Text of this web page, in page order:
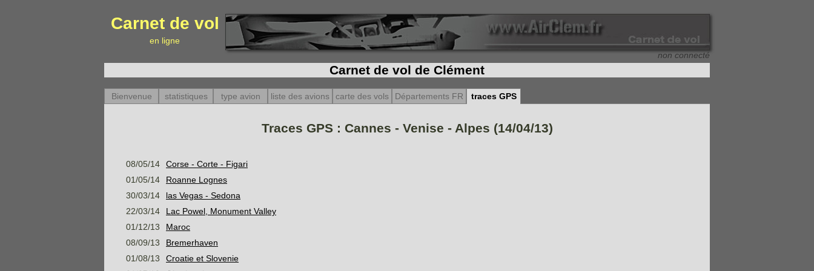
Carnet de vol
en ligne
non connecté
Carnet de vol de Clément
Bienvenue statistiques type avion liste des avions carte des vols Départements FR traces GPS
Traces GPS : Cannes - Venise - Alpes (14/04/13)
08/05/14
Corse - Corte - Figari
01/05/14
Roanne Lognes
30/03/14
las Vegas - Sedona
22/03/14
Lac Powel, Monument Valley
01/12/13
Maroc
08/09/13
Bremerhaven
01/08/13
Croatie et Slovenie